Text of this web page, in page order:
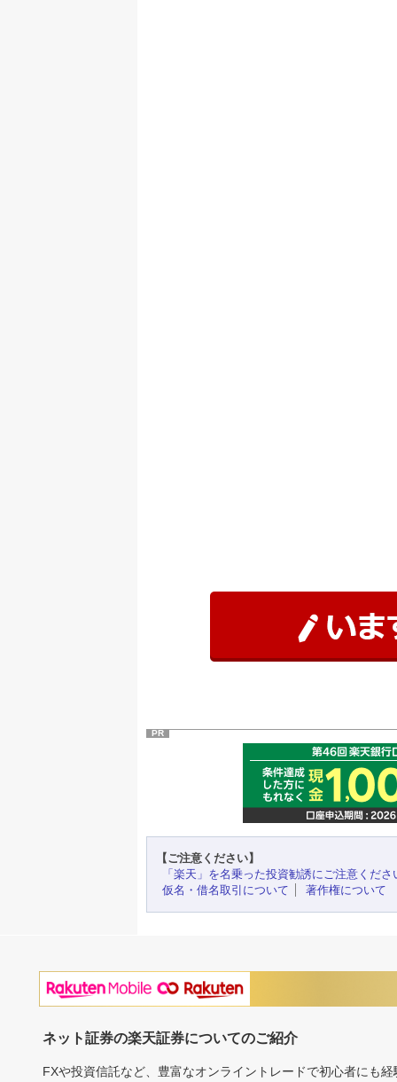
PR
【ご注意ください】
「楽天」を名乗った投資勧誘にご注意くださ
仮名・借名取引について
著作権について
ネット証券の楽天証券についてのご紹介
FXや投資信託など、豊富なオンライントレードで初心者にも